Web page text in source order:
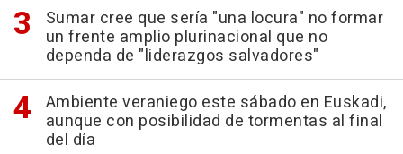
Sumar cree que sería "una locura" no formar
un frente amplio plurinacional que no
dependa de "liderazgos salvadores"
Ambiente veraniego este sábado en Euskadi,
aunque con posibilidad de tormentas al final
del día